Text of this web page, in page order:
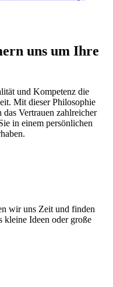
uns um Ihre
und Kompetenz die
Mit dieser Philosophie
Vertrauen zahlreicher
in einem persönlichen
wir uns Zeit und finden
kleine Ideen oder große